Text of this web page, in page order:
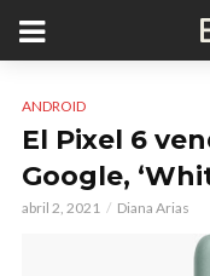
ANDROID
El Pixel 6
Google,
abril 2, 2021 Diana Arias